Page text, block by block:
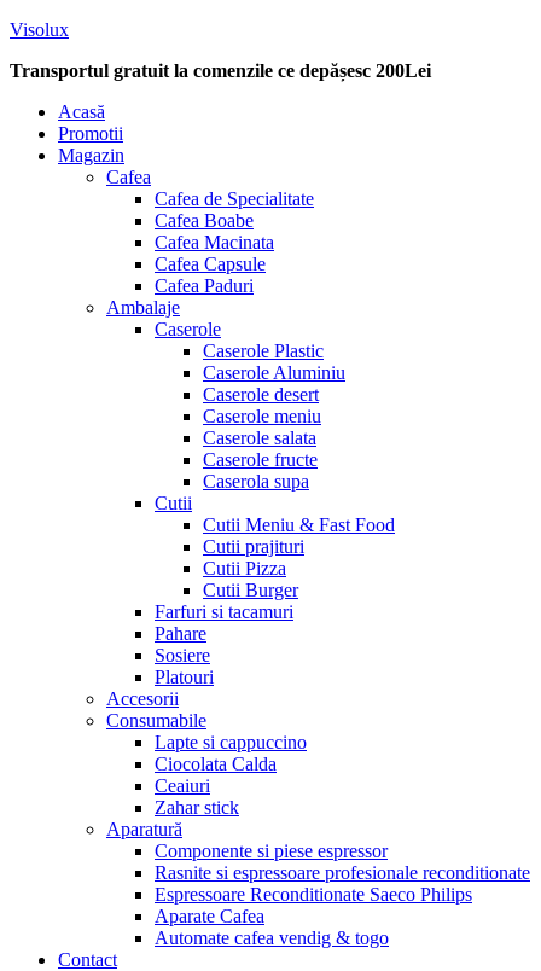
Visolux
Transportul gratuit la comenzile ce depășesc 200Lei
Menu
Acasă
Promotii
Magazin
Cafea
Cafea de Specialitate
Cafea Boabe
Cafea Macinata
Cafea Capsule
Cafea Paduri
Ambalaje
Caserole
Caserole Plastic
Caserole Aluminiu
Caserole desert
Caserole meniu
Caserole salata
Caserole fructe
Caserola supa
Cutii
Cutii Meniu & Fast Food
Cutii prajituri
Cutii Pizza
Cutii Burger
Farfuri si tacamuri
Pahare
Sosiere
Platouri
Accesorii
Consumabile
Lapte si cappuccino
Ciocolata Calda
Ceaiuri
Zahar stick
Aparatură
Componente si piese espressor
Rasnite si espressoare profesionale reconditionate
Espressoare Reconditionate Saeco Philips
Aparate Cafea
Automate cafea vendig & togo
Contact